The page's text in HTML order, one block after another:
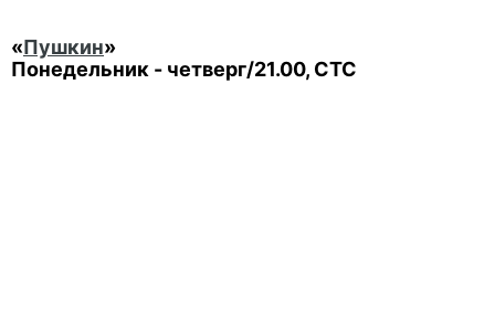
«Пушкин»
Понедельник - четверг/21.00, СТС